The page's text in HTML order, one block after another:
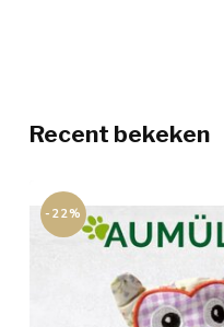
Recent bekeken
-22%